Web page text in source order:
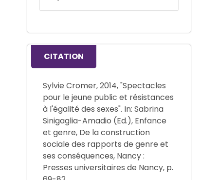
CITATION
Sylvie Cromer, 2014, "Spectacles
pour le jeune public et résistances
à l'égalité des sexes". In: Sabrina
Sinigaglia-Amadio (Ed.), Enfance
et genre, De la construction
sociale des rapports de genre et
ses conséquences, Nancy :
Presses universitaires de Nancy, p.